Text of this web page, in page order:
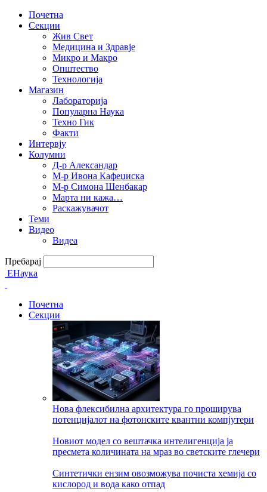
Почетна
Секции
Жив Свет
Медицина и Здравје
Микро и Макро
Општество
Технологија
Магазин
Лабораторија
Популарна Наука
Техно Гик
Факти
Интервју
Колумни
Д-р Александар
М-р Ивона Кафеџиска
М-р Симона Шенбакар
Марта ни кажа…
Раскажувачот
Теми
Видео
Видеа
Пребарај
ЕНаука
Почетна
Секции
Нова флексибилна архитектура го проширува
потенцијалот на фотонските квантни компјутери
Новиот модел со вештачка интелигенција ја
пресмета количината на мраз во светските глечери
Синтетички ензим овозможува почиста хемија со
кислород и вода како отпад